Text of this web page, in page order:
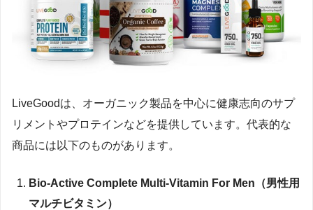
LiveGoodは、オーガニック製品を中心に健康志向のサプ
リメントやプロテインなどを提供しています。代表的な
商品には以下のものがあります。
Bio-Active Complete Multi-Vitamin For Men（男性用
マルチビタミン）